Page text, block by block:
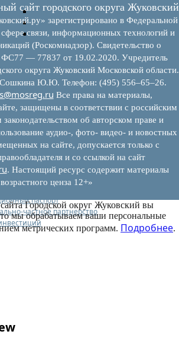
Предоставление имущества
Выкуп имущества
Прочие
поддержка
поддержка
поддержки
и поддержке малого и
граждан
приема граждан
паспорт
частное партнерство
сайт городского округа Жуковский
зарегистрировано в Федеральной
связи, информационных технологий и
(Роскомнадзор). Свидетельство о
— 77837 от 19.02.2020. Учредитель
округа Жуковский Московской области.
Сошкина Ю.Ю. Телефон: (495) 556–65–26.
Все права на материалы,
защищены в соответствии с российским
об авторском праве и
аудио-, фото- видео- и новостных
на сайте, допускается только с
и со ссылкой на сайт
. Настоящий ресурс содержит материалы
возрастного ценза 12+»
Городской округ Жуковский вы
мы обрабатываем ваши персональные
метрических программ. Подробнее.